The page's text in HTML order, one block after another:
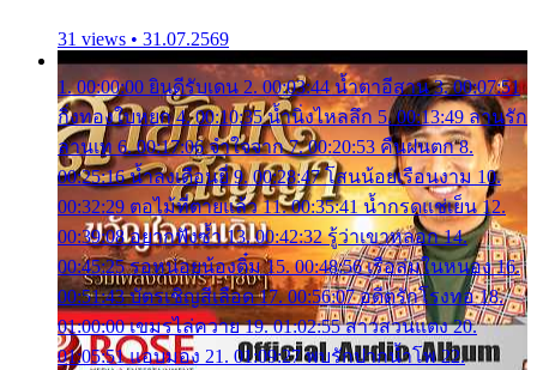
31 views • 31.07.2569
1. 00:00:00 ยินดีรับเดน 2. 00:03:44 น้ำตาอีสาน 3. 00:07:51
กิ่งทองใบหยก 4. 00:10:35 น้ำนิ่งไหลลึก 5. 00:13:49 ลานรัก
ลานเท 6. 00:17:06 จำใจจาก 7. 00:20:53 คืนฝนตก 8.
00:25:16 น้ำลงเดือนยี่ 9. 00:28:47 โสนน้อยเรือนงาม 10.
00:32:29 ตอไม้ที่ตายแล้ว 11. 00:35:41 น้ำกรดแช่เย็น 12.
00:39:08 อยากฟังซ้ำ 13. 00:42:32 รู้ว่าเขาหลอก 14.
00:45:25 รอหน่อยน้องติ๋ม 15. 00:48:56 เรือล่มในหนอง 16.
00:51:43 บัตรเชิญสีเลือด 17. 00:56:07 อดีตรักโรงทอ 18.
01:00:00 เขมรไล่ควาย 19. 01:02:55 สาวสวนแตง 20.
01:05:51 แอบมอง 21. 01:09:27 พบรักปากน้ำโพ 22.